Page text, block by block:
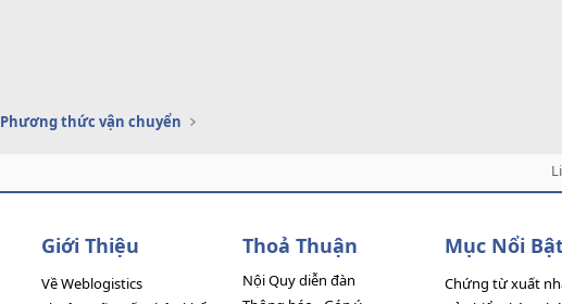
Phương thức vận chuyển
Giới Thiệu
Về Weblogistics
Thoả Thuận
Nội Quy diễn đàn
Mục Nổi
Chứng từ xuất